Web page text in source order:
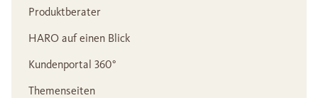
Produktberater
HARO auf einen Blick
Kundenportal 360°
Themenseiten